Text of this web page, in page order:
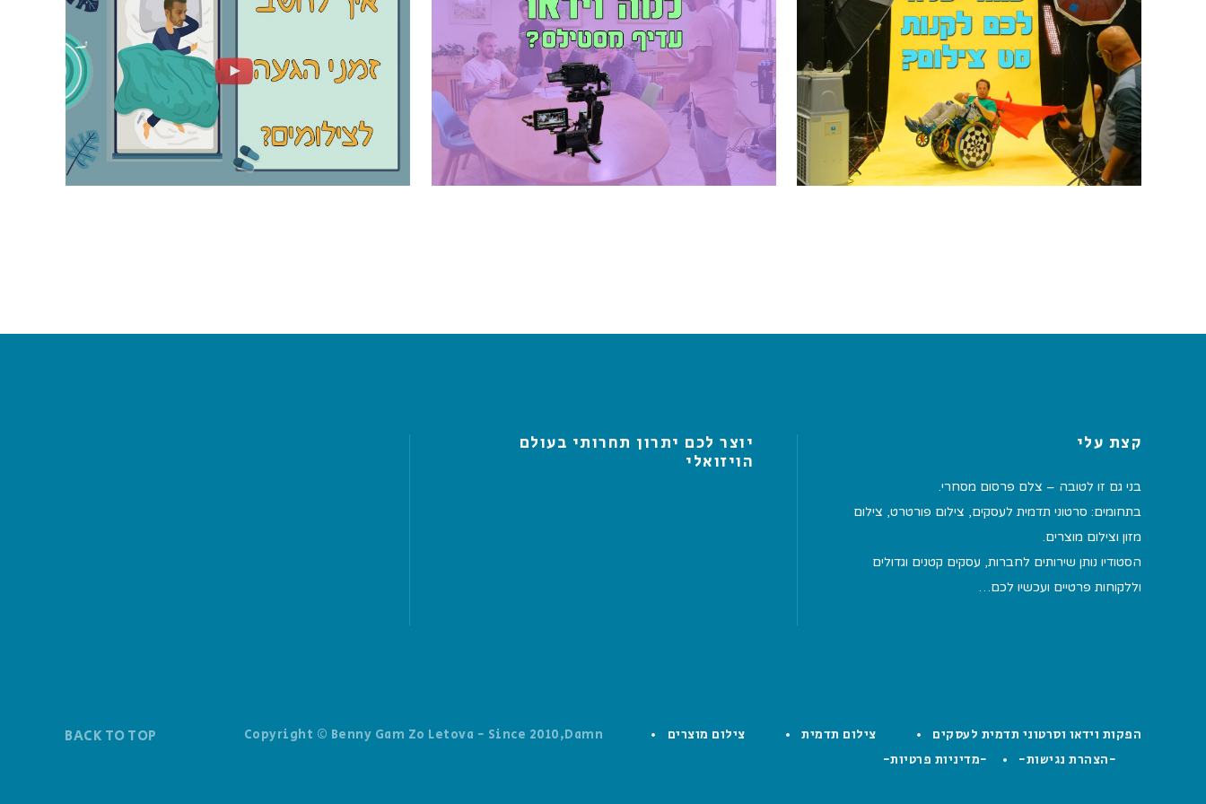
קצת עלי
בני גם זו לטובה – צלם פרסום מסחרי.
בתחומים: סרטוני תדמית לעסקים, צילום פורטרט, צילום
מזון וצילום מוצרים.
הסטודיו נותן שירותים לחברות, עסקים קטנים וגדולים
וללקוחות פרטיים ועכשיו לכם…
יוצר לכם יתרון תחרותי בעולם
הויזואלי
הפקות וידאו וסרטוני תדמית לעסקים צילום תדמית
צילום מוצרים
-הצהרת נגישות-
-מדיניות פרטיות-
Copyright © Benny Gam Zo Letova - Since 2010,Damn
BACK TO TOP